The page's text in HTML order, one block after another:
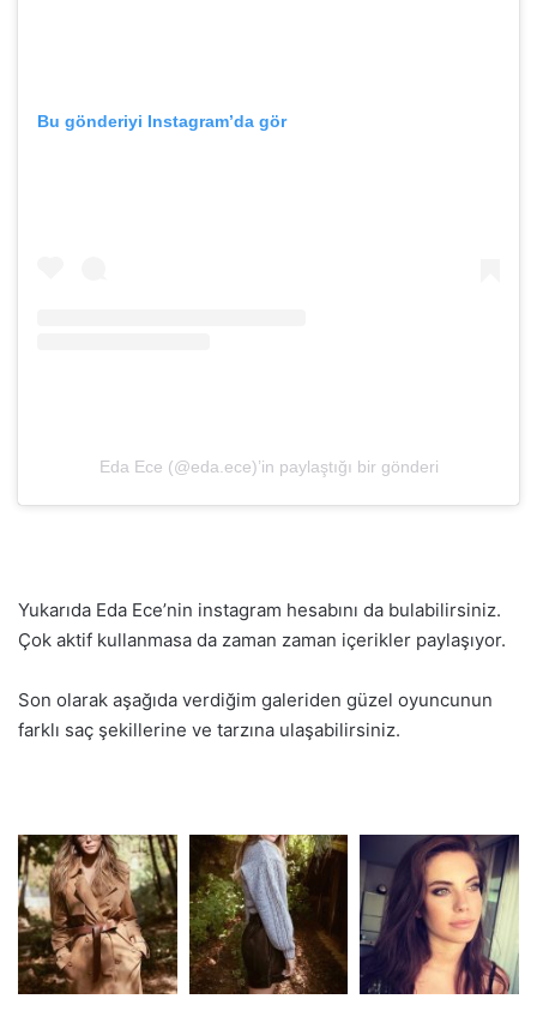
Bu gönderiyi Instagram’da gör
Eda Ece (@eda.ece)’in paylaştığı bir gönderi
Yukarıda Eda Ece’nin instagram hesabını da bulabilirsiniz.
Çok aktif kullanmasa da zaman zaman içerikler paylaşıyor.
Son olarak aşağıda verdiğim galeriden güzel oyuncunun
farklı saç şekillerine ve tarzına ulaşabilirsiniz.